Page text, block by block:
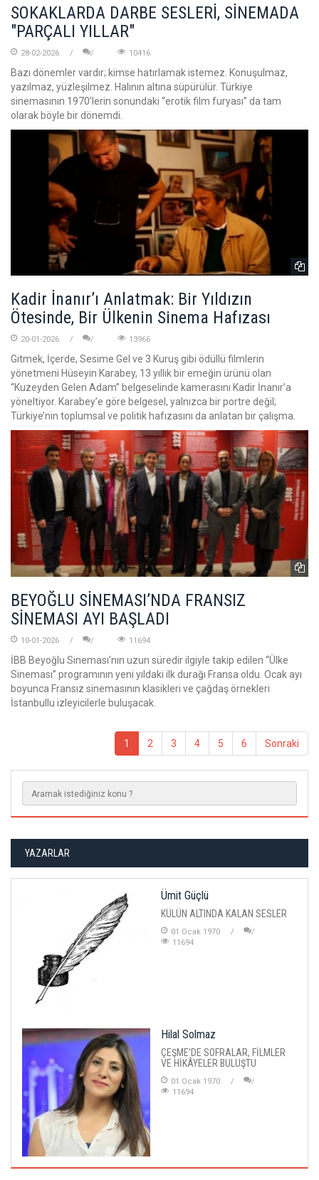
SOKAKLARDA DARBE SESLERİ, SİNEMADA
"PARÇALI YILLAR"
28-02-2026 10416
Bazı dönemler vardır; kimse hatırlamak istemez. Konuşulmaz,
yazılmaz, yüzleşilmez. Halının altına süpürülür. Türkiye
sinemasının 1970’lerin sonundaki “erotik film furyası” da tam
olarak böyle bir dönemdi.
Kadir İnanır’ı Anlatmak: Bir Yıldızın
Ötesinde, Bir Ülkenin Sinema Hafızası
20-01-2026 13966
Gitmek, İçerde, Sesime Gel ve 3 Kuruş gibi ödüllü filmlerin
yönetmeni Hüseyin Karabey, 13 yıllık bir emeğin ürünü olan
“Kuzeyden Gelen Adam” belgeselinde kamerasını Kadir İnanır’a
yöneltiyor. Karabey’e göre belgesel, yalnızca bir portre değil;
Türkiye’nin toplumsal ve politik hafızasını da anlatan bir çalışma.
BEYOĞLU SİNEMASI’NDA FRANSIZ
SİNEMASI AYI BAŞLADI
10-01-2026 11694
İBB Beyoğlu Sineması’nın uzun süredir ilgiyle takip edilen “Ülke
Sineması” programının yeni yıldaki ilk durağı Fransa oldu. Ocak ayı
boyunca Fransız sinemasının klasikleri ve çağdaş örnekleri
İstanbullu izleyicilerle buluşacak.
1 2 3 4 5 6 Sonraki
YAZARLAR
Ümit Güçlü
KÜLÜN ALTINDA KALAN SESLER
01 Ocak 1970
11694
Hilal Solmaz
ÇEŞME'DE SOFRALAR, FİLMLER
VE HİKÂYELER BULUŞTU
01 Ocak 1970
11694